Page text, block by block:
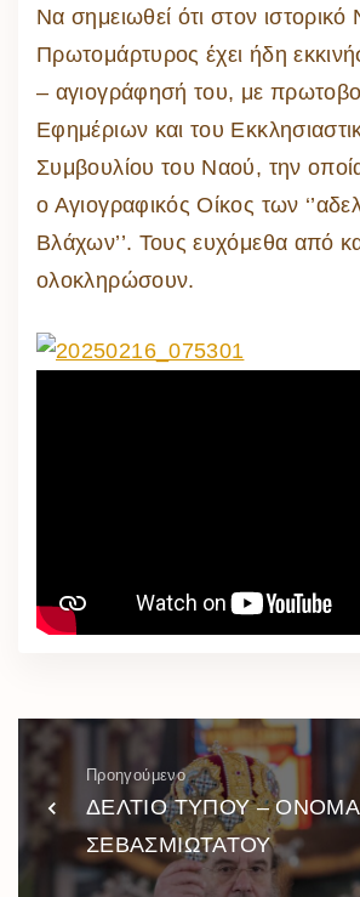
Να σημειωθεί ότι στον ιστορικό
Πρωτομάρτυρος έχει ήδη
– αγιογράφησή του, με
Εφημέριων και του
Συμβουλίου του Ναού, την
ο Αγιογραφικός Οίκος των
Βλάχων’’. Τους ευχόμεθα από
ολοκληρώσουν.
Προηγούμενο
ΔΕΛΤΙΟ ΤΥΠΟΥ –
ΣΕΒΑΣΜΙΩΤΑΤΟΥ